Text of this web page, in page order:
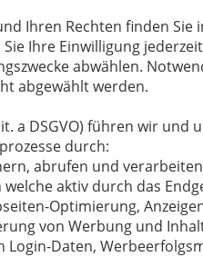
Ihren Rechten finden Sie
Ihre Einwilligung jederzeit
abwählen.
abgewählt werden.
a DSGVO) führen wir und
durch:
abrufen und
aktiv durch das
Optimierung,
von Werbung und
Login-Daten,
Redewendung
Pergament einer
chemisch
weitgehend
Pelz (Pelzfell)
Name Dermis)
in die nach
gebenden
Festigkeit
nur aus der
Schafleder, fast nur